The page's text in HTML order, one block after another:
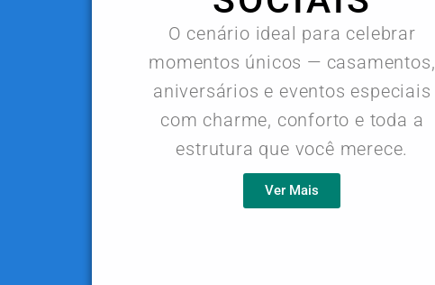
O cenário ideal para celebrar
momentos únicos — casamentos,
aniversários e eventos especiais
com charme, conforto e toda a
estrutura que você merece.
Ver Mais